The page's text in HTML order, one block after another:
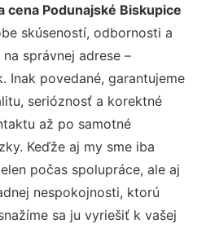
cena Podunajské Biskupice
skúseností, odbornosti a
správnej adrese –
Inak povedané, garantujeme
serióznosť a korektné
až po samotné
Keďže aj my sme iba
počas spolupráce, ale aj
nespokojnosti, ktorú
sa ju vyriešiť k vašej